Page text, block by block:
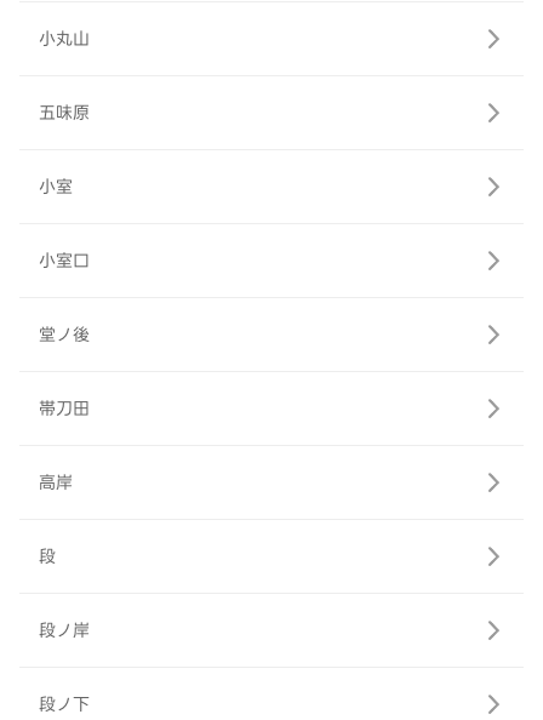
小丸山
五味原
小室
小室口
堂ノ後
帯刀田
高岸
段
段ノ岸
段ノ下